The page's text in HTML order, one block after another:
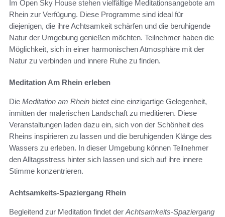
Im Open Sky House stehen vielfältige Meditationsangebote am
Rhein zur Verfügung. Diese Programme sind ideal für
diejenigen, die ihre Achtsamkeit schärfen und die beruhigende
Natur der Umgebung genießen möchten. Teilnehmer haben die
Möglichkeit, sich in einer harmonischen Atmosphäre mit der
Natur zu verbinden und innere Ruhe zu finden.
Meditation Am Rhein erleben
Die Meditation am Rhein bietet eine einzigartige Gelegenheit,
inmitten der malerischen Landschaft zu meditieren. Diese
Veranstaltungen laden dazu ein, sich von der Schönheit des
Rheins inspirieren zu lassen und die beruhigenden Klänge des
Wassers zu erleben. In dieser Umgebung können Teilnehmer
den Alltagsstress hinter sich lassen und sich auf ihre innere
Stimme konzentrieren.
Achtsamkeits-Spaziergang Rhein
Begleitend zur Meditation findet der Achtsamkeits-Spaziergang